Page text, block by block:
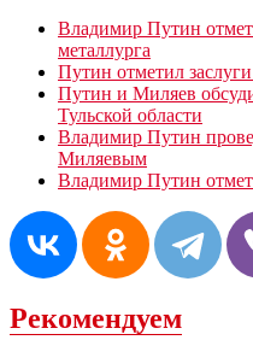
Владимир Путин
металлурга
Путин отметил
Путин и Миляев
Тульской области
Владимир Путин
Миляевым
Владимир Путин
Рекомендуем